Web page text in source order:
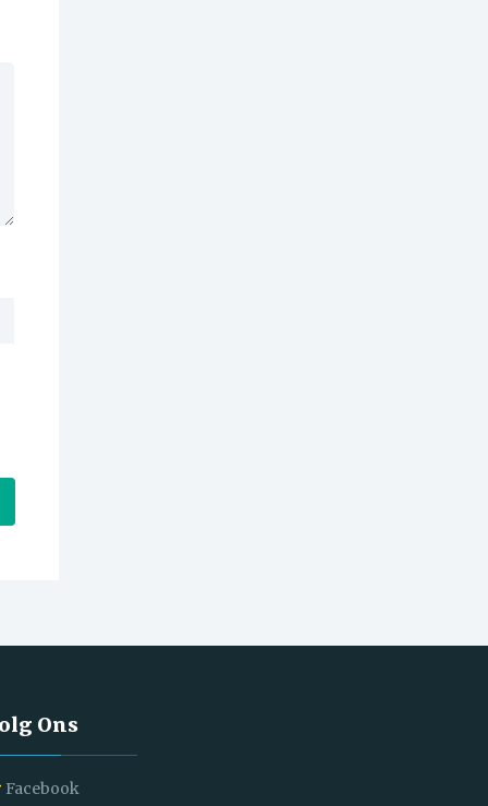
Ons
Facebook